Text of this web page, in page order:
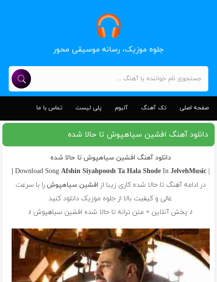
جلوه موزیک، رسانه موسیقی محور
صفحه اصلی تک آهنگ آلبوم پلی لیست تماس با ما
دانلود آهنگ افشین سیاهپوش تا حالا شده
دانلود آهنگ افشین سیاهپوش تا حالا شده
| Download Song
Afshin Siyahpoosh Ta Hala ShodeIn JelvehMusic |
در ادامه آهنگ تا حالا شده کاری زیبا از افشین سیاهپوش را با سرعت
عالی و کیفیت بالا از جلوه موزیک دانلود کنید
♪ پخش آنلاین + متن ترانه تا حالا شده افشین سیاهپوش ♪